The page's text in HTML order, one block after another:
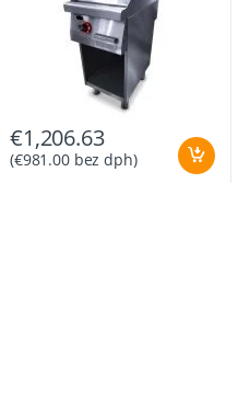
€1,206.63
(€981.00bez dph)